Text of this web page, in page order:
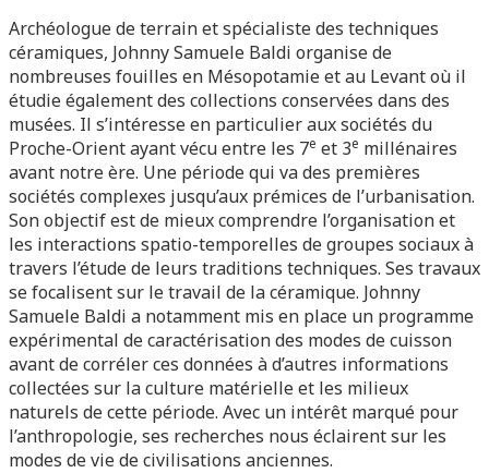
Archéologue de terrain et spécialiste des techniques
céramiques, Johnny Samuele Baldi organise de
nombreuses fouilles en Mésopotamie et au Levant où il
étudie également des collections conservées dans des
musées. Il s’intéresse en particulier aux sociétés du
Proche-Orient ayant vécu entre les 7e et 3e millénaires
avant notre ère. Une période qui va des premières
sociétés complexes jusqu’aux prémices de l’urbanisation.
Son objectif est de mieux comprendre l’organisation et
les interactions spatio-temporelles de groupes sociaux à
travers l’étude de leurs traditions techniques. Ses travaux
se focalisent sur le travail de la céramique. Johnny
Samuele Baldi a notamment mis en place un programme
expérimental de caractérisation des modes de cuisson
avant de corréler ces données à d’autres informations
collectées sur la culture matérielle et les milieux
naturels de cette période. Avec un intérêt marqué pour
l’anthropologie, ses recherches nous éclairent sur les
modes de vie de civilisations anciennes.